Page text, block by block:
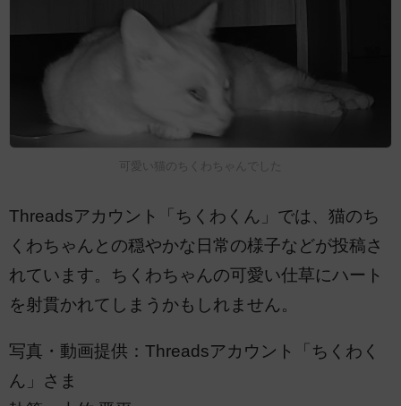
可愛い猫のちくわちゃんでした
Threadsアカウント「ちくわくん」では、猫のち
くわちゃんとの穏やかな日常の様子などが投稿さ
れています。ちくわちゃんの可愛い仕草にハート
を射貫かれてしまうかもしれません。
写真・動画提供：Threadsアカウント「ちくわく
ん」さま